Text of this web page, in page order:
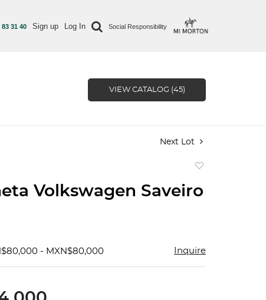
83 31 40 Sign up Log In Social Responsibility
VIEW CATALOG (45)
Next Lot
favorite
Volkswagen Saveiro
- MXN$80,000 Inquire